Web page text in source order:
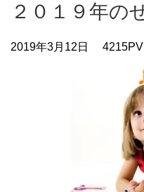
２０１９年の
2019年3月12日 4215PV